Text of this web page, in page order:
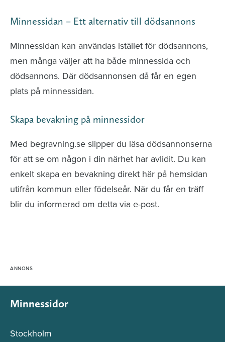
Minnessidan – Ett alternativ till dödsannons
Minnessidan kan användas istället för dödsannons,
men många väljer att ha både minnessida och
dödsannons. Där dödsannonsen då får en egen
plats på minnessidan.
Skapa bevakning på minnessidor
Med begravning.se slipper du läsa dödsannonserna
för att se om någon i din närhet har avlidit. Du kan
enkelt skapa en bevakning direkt här på hemsidan
utifrån kommun eller födelseår. När du får en träff
blir du informerad om detta via e-post.
Minnessidor
Stockholm